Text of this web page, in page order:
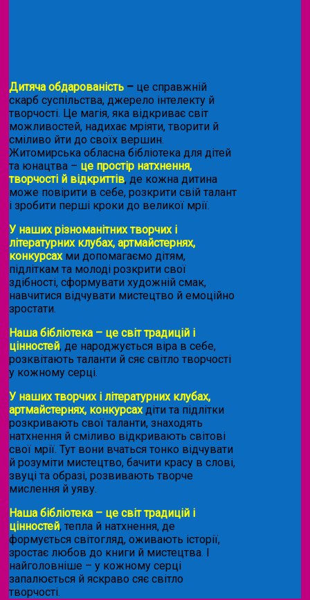
Дитяча обдарованість – це справжній
скарб суспільства, джерело інтелекту й
творчості. Це магія, яка відкриває світ
можливостей, надихає мріяти, творити й
сміливо йти до своїх вершин.
Житомирська обласна бібліотека для дітей
та юнацтва – це простір натхнення,
творчості й відкриттів, де кожна дитина
може повірити в себе, розкрити свій талант
і зробити перші кроки до великої мрії.
У наших різноманітних творчих і
літературних клубах, артмайстернях,
конкурсахми допомагаємо дітям,
підліткам та молоді розкрити свої
здібності, сформувати художній смак,
навчитися відчувати мистецтво й емоційно
зростати.
Наша бібліотека – це світ традицій і
цінностей, де народжується віра в себе,
розквітають таланти й сяє світло творчості
у кожному серці.
У наших творчих і літературних клубах,
артмайстернях, конкурсахдіти та підлітки
розкривають свої таланти, знаходять
натхнення й сміливо відкривають світові
свої мрії. Тут вони вчаться тонко відчувати
й розуміти мистецтво, бачити красу в слові,
звуці та образі, розвивають творче
мислення й уяву.
Наша бібліотека – це світ традицій і
цінностей, тепла й натхнення, де
формується світогляд, оживають історії,
зростає любов до книги й мистецтва. І
найголовніше – у кожному серці
запалюється й яскраво сяє світло
творчості.